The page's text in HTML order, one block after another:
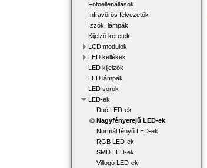
Fotoellenállások
Infravörös félvezetők
Izzók, lámpák
Kijelző keretek
LCD modulok
LED kellékek
LED kijelzők
LED lámpák
LED sorok
LED-ek
Duó LED-ek
Nagyfényerejű LED-ek
Normál fényű LED-ek
RGB LED-ek
SMD LED-ek
Villogó LED-ek